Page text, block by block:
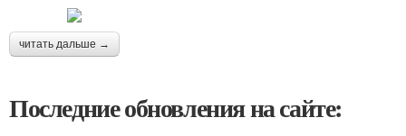
читать дальше →
Последние обновления на сайте: